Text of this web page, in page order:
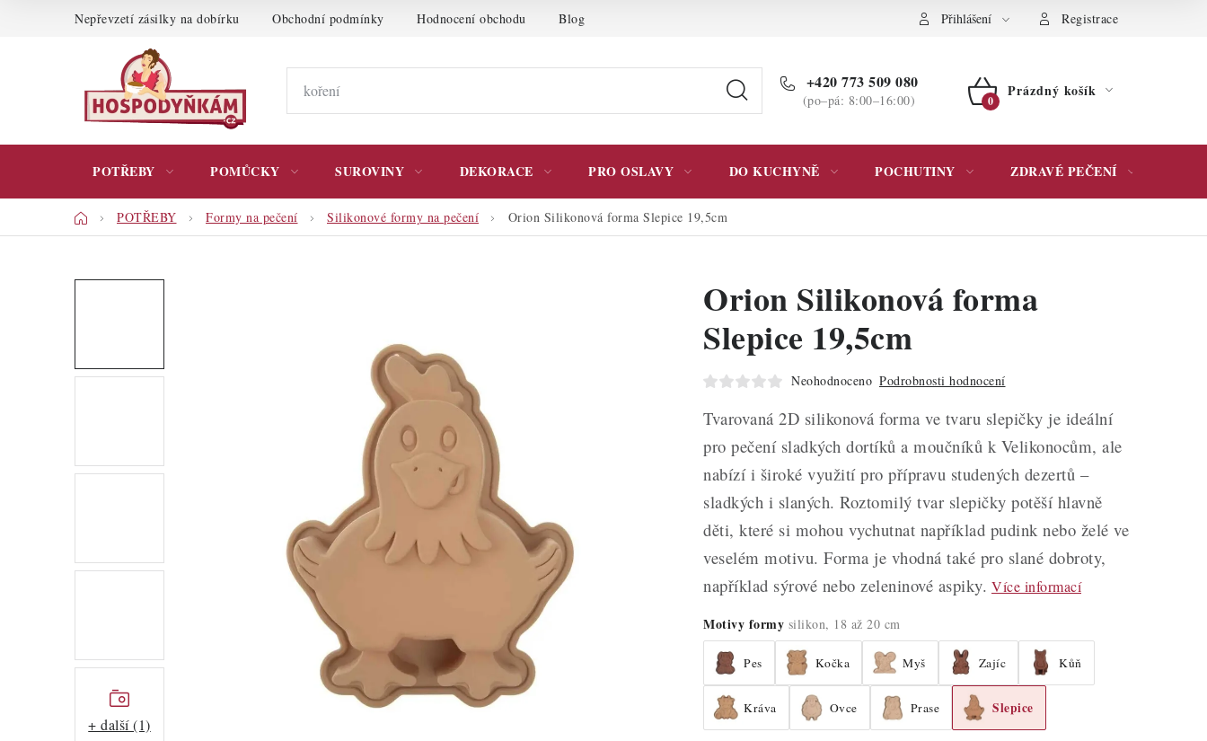
Nepřevzetí zásilky na dobírku Obchodní podmínky Hodnocení obchodu Blog Podmínky ochrany osobních údajů Přihlášení Registrace
+420 773 509 080
(po–pá: 8:00–16:00)
NÁKUPNÍ
Prázdný košík
POTŘEBY POMŮCKY SUROVINY DEKORACE PRO OSLAVY DO KUCHYNĚ POCHUTINY ZDRAVÉ PEČENÍ
DomůPOTŘEBY Formy na pečení Silikonové formy na pečení Orion Silikonová forma Slepice 19,5cm
+ další (1)
Orion Silikonová forma
Slepice 19,5cm
Neohodnoceno Podrobnosti hodnocení
Tvarovaná 2D silikonová forma ve tvaru slepičky je ideální
pro pečení sladkých dortíků a moučníků k Velikonocům, ale
nabízí i široké využití pro přípravu studených dezertů –
sladkých i slaných. Roztomilý tvar slepičky potěší hlavně
děti, které si mohou vychutnat například pudink nebo želé ve
veselém motivu. Forma je vhodná také pro slané dobroty,
například sýrové nebo zeleninové aspiky. Více informací
Motivy formy silikon, 18 až 20 cm
Pes Kočka Myš Zajíc Kůň
Kráva Ovce Prase Slepice